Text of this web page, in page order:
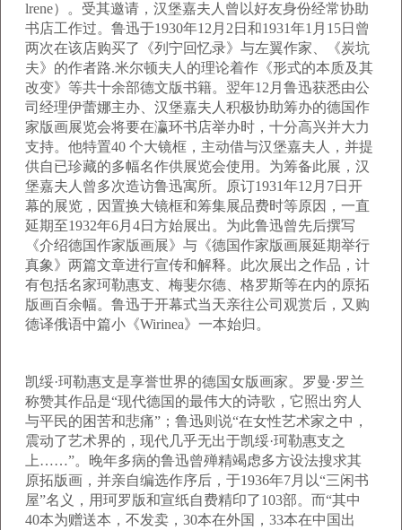
lrene）。受其邀请，汉堡嘉夫人曾以好友身份经常协助
书店工作过。鲁迅于1930年12月2日和1931年1月15日曾
两次在该店购买了《列宁回忆录》与左翼作家、《炭坑
夫》的作者路.米尔顿夫人的理论着作《形式的本质及其
改变》等共十余部德文版书籍。翌年12月鲁迅获悉由公
司经理伊蕾娜主办、汉堡嘉夫人积极协助筹办的德国作
家版画展览会将要在瀛环书店举办时，十分高兴并大力
支持。他特置40 个大镜框，主动借与汉堡嘉夫人，并提
供自已珍藏的多幅名作供展览会使用。为筹备此展，汉
堡嘉夫人曾多次造访鲁迅寓所。原订1931年12月7日开
幕的展览，因置换大镜框和筹集展品费时等原因，一直
延期至1932年6月4日方始展出。为此鲁迅曾先后撰写
《介绍德国作家版画展》与《德国作家版画展延期举行
真象》两篇文章进行宣传和解释。此次展出之作品，计
有包括名家珂勒惠支、梅斐尔德、格罗斯等在内的原拓
版画百余幅。鲁迅于开幕式当天亲往公司观赏后，又购
德译俄语中篇小《Wirinea》一本始归。
凯绥·珂勒惠支是享誉世界的德国女版画家。罗曼·罗兰
称赞其作品是“现代德国的最伟大的诗歌，它照出穷人
与平民的困苦和悲痛”；鲁迅则说“在女性艺术家之中，
震动了艺术界的，现代几乎无出于凯绥·珂勒惠支之
上……”。晚年多病的鲁迅曾殚精竭虑多方设法搜求其
原拓版画，并亲自编选作序后，于1936年7月以“三闲书
屋”名义，用珂罗版和宣纸自费精印了103部。而“其中
40本为赠送本，不发卖，30本在外国，33本在中国出